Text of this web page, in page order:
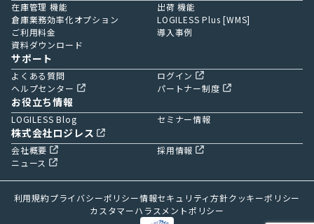
在庫管理 機能
出荷 機能
倉庫業務効率化オプション
LOGILESS Plus [WMS]
ご利用料金
導入事例
資料ダウンロード
サポート
よくある質問
ログイン
ヘルプセンター
パートナー制度
お役立ち情報
LOGILESS Blog セミナー情報
株式会社ロジレス
会社概要
採用情報
ニュース
利用規約プライバシーポリシー情報セキュリティ方針クッキーポリシー
カスタマーハラスメントポリシー